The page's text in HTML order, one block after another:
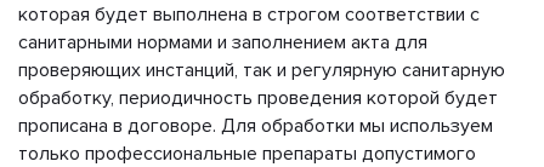
которая будет выполнена в строгом соответствии с
санитарными нормами и заполнением акта для
проверяющих инстанций, так и регулярную санитарную
обработку, периодичность проведения которой будет
прописана в договоре. Для обработки мы используем
только профессиональные препараты допустимого